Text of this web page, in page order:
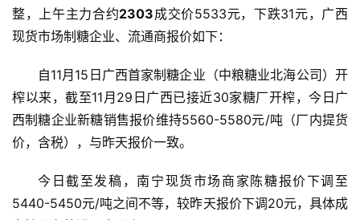
整，上午主力合约2303成交价5533元，下跌31元，广西
现货市场制糖企业、流通商报价如下：
自11月15日广西首家制糖企业（中粮糖业北海公司）开
榨以来，截至11月29日广西已接近30家糖厂开榨，今日广
西制糖企业新糖销售报价维持5560-5580元/吨（厂内提货
价，含税），与昨天报价一致。
今日截至发稿，南宁现货市场商家陈糖报价下调至
5440-5450元/吨之间不等，较昨天报价下调20元，具体成